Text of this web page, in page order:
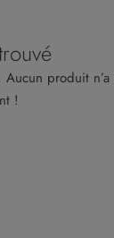
Aucun produit
!